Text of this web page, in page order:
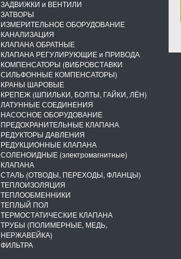
ЗАДВИЖКИ и ВЕНТИЛИ
ЗАТВОРЫ
ИЗМЕРИТЕЛЬНОЕ ОБОРУДОВАНИЕ
КАНАЛИЗАЦИЯ
КЛАПАНА ОБРАТНЫЕ
КЛАПАНА РЕГУЛИРУЮЩИЕ и ПРИВОДА
КОМПЕНСАТОРЫ (ВИБРОВСТАВКИ
СИЛЬФОННЫЕ КОМПЕНСАТОРЫ)
КРАНЫ ШАРОВЫЕ
КРЕПЕЖ (ШПИЛЬКИ, БОЛТЫ, ГАЙКИ, ЛЁН)
ЛАТУННЫЕ СОЕДИНЕНИЯ
НАСОСНОЕ ОБОРУДОВАНИЕ
ПРЕДОХРАНИТЕЛЬНЫЕ КЛАПАНА
РЕДУКТОРЫ ДАВЛЕНИЯ
РЕДУКЦИОННЫЕ КЛАПАНА
СОЛЕНОИДНЫЕ (электромагнитные)
КЛАПАНА
СТАЛЬ (ОТВОДЫ, ПЕРЕХОДЫ, ФЛАНЦЫ)
ТЕПЛОИЗОЛЯЦИЯ
ТЕПЛООБМЕННИКИ
ТЕПЛЫЙ ПОЛ
ТЕРМОСТАТИЧЕСКИЕ КЛАПАНА
ТРУБЫ (ПОЛИМЕРНЫЕ, МЕДЬ,
НЕРЖАВЕЙКА)
ФИЛЬТРА